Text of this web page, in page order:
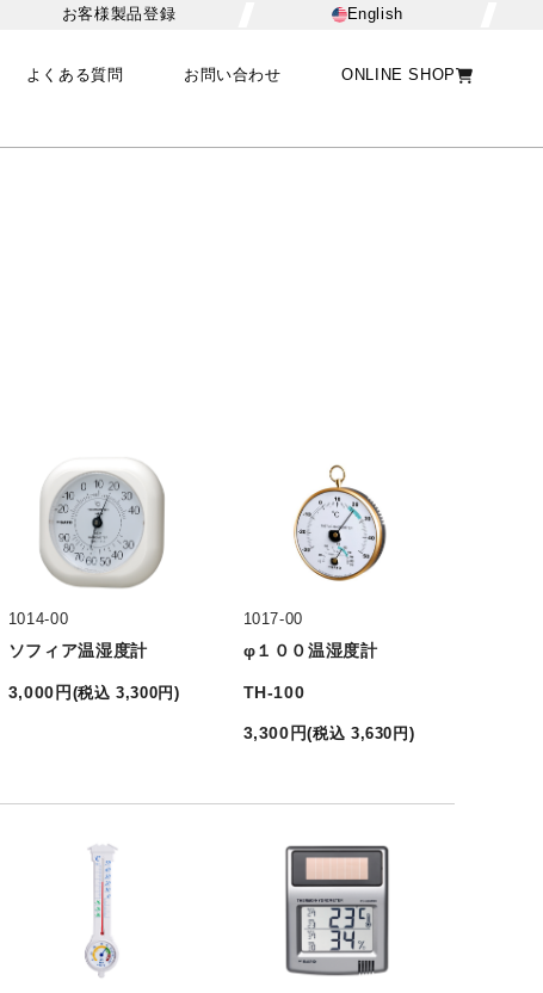
お客様製品登録 English
よくある質問 お問い合わせ ONLINE SHOP
1014-00
ソフィア温湿度計
3,000 円 (税込 3,300円 )
1017-00
φ１００温湿度計
TH-100
3,300 円(税込 3,630 円 )